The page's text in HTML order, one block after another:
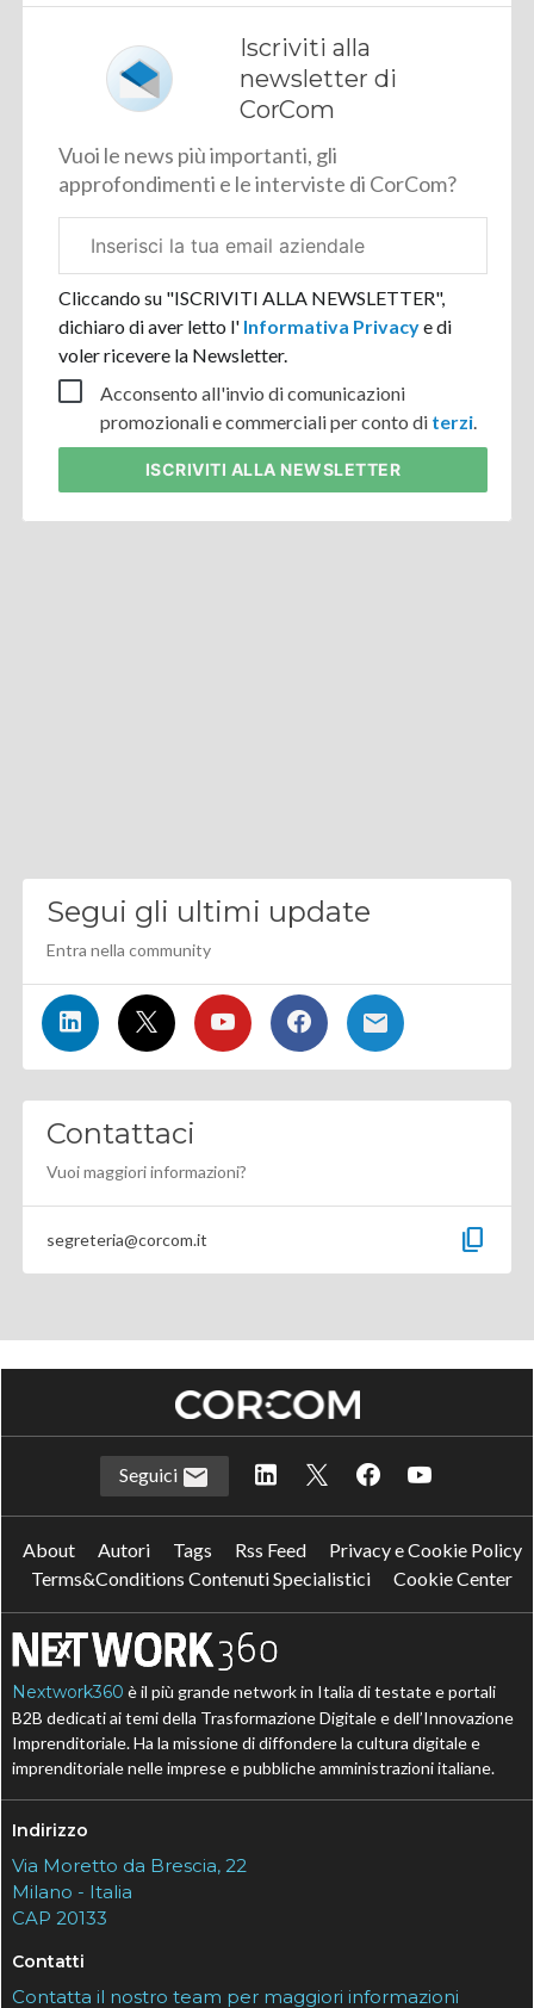
Iscriviti alla
newsletter di
CorCom
Vuoi le news più importanti, gli
approfondimenti e le interviste di CorCom?
aziendale
Cliccando su "ISCRIVITI ALLA NEWSLETTER",
dichiaro di aver letto l' Informativa Privacye di
voler ricevere la Newsletter.
Acconsento all'invio di comunicazioni
promozionali e commerciali per conto di terzi.
ISCRIVITI ALLA NEWSLETTER
Segui gli ultimi update
Entra nella community
Contattaci
Vuoi maggiori informazioni?
segreteria@corcom.it content_copy
Seguici
About Autori Tags Rss Feed
Privacy e Cookie Policy
Terms&Conditions Contenuti Specialistici
Cookie Center
Nextwork360 è il più grande network in Italia di testate e portali
B2B dedicati ai temi della Trasformazione Digitale e dell’Innovazione
Imprenditoriale. Ha la missione di diffondere la cultura digitale e
imprenditoriale nelle imprese e pubbliche amministrazioni italiane.
Indirizzo
Via Moretto da Brescia, 22
Milano - Italia
CAP 20133
Contatti
Contatta il nostro team per maggiori informazioni